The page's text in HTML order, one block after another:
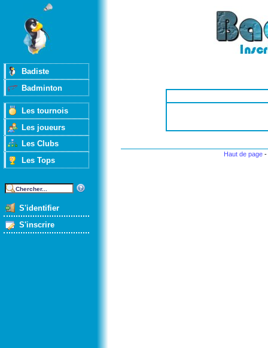
Badiste
Badminton
Les tournois
Les joueurs
Les Clubs
Les Tops
S'identifier
S'inscrire
Haut de page